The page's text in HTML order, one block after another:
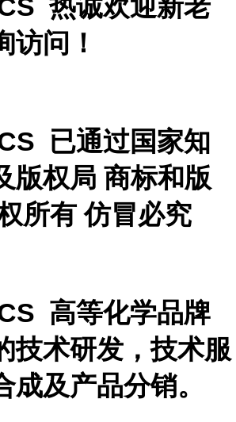
热诚欢迎新老
访问！
已通过国家知
版权局 商标和版
所有 仿冒必究
高等化学品牌
技术研发，技术服
成及产品分销。